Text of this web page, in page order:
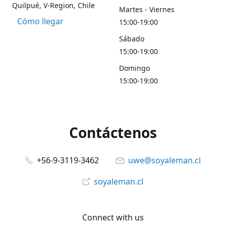
Quilpué, V-Region, Chile
Cómo llegar
Martes - Viernes
15:00-19:00
Sábado
15:00-19:00
Domingo
15:00-19:00
Contáctenos
+56-9-3119-3462
uwe@soyaleman.cl
soyaleman.cl
Connect with us